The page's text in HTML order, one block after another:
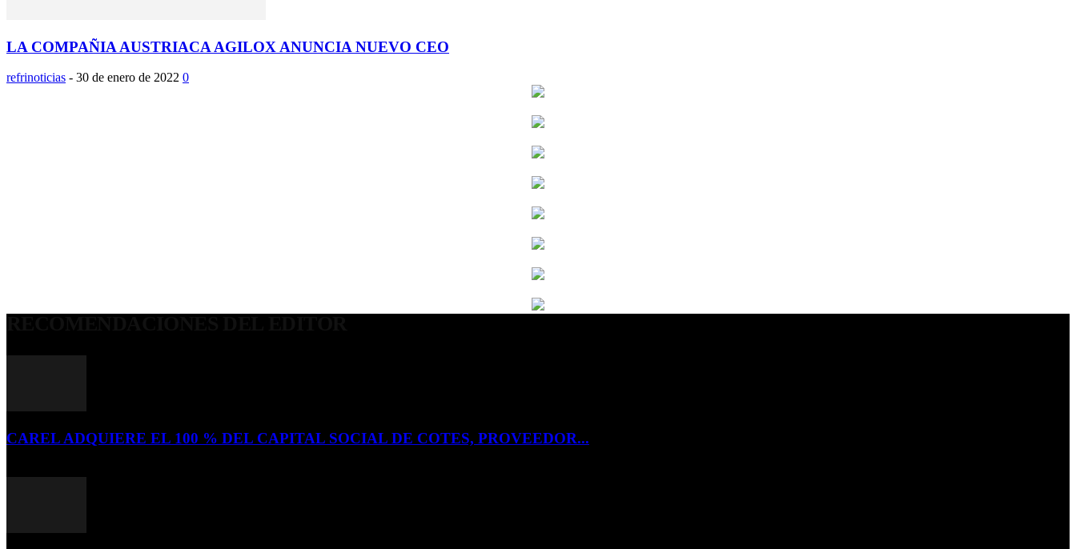
LA COMPAÑIA AUSTRIACA AGILOX ANUNCIA NUEVO CEO
refrinoticias - 30 de enero de 2022 0
CAREL ADQUIERE EL 100 % DEL CAPITAL SOCIAL DE COTES, PROVEEDOR...